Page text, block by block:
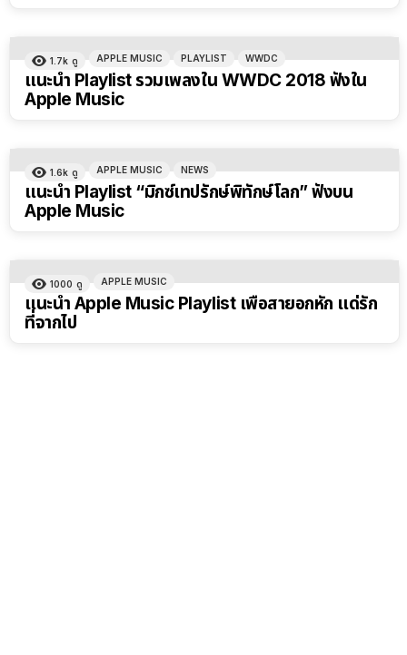
1.7k ดู APPLE MUSIC PLAYLIST WWDC
แนะนำ Playlist รวมเพลงใน WWDC 2018 ฟังใน
Apple Music
1.6k ดู APPLE MUSIC NEWS
แนะนำ Playlist “มิกซ์เทปรักษ์พิทักษ์โลก” ฟังบน
Apple Music
1000 ดู APPLE MUSIC
แนะนำ Apple Music Playlist เพื่อสายอกหัก แด่รัก
ที่จากไป